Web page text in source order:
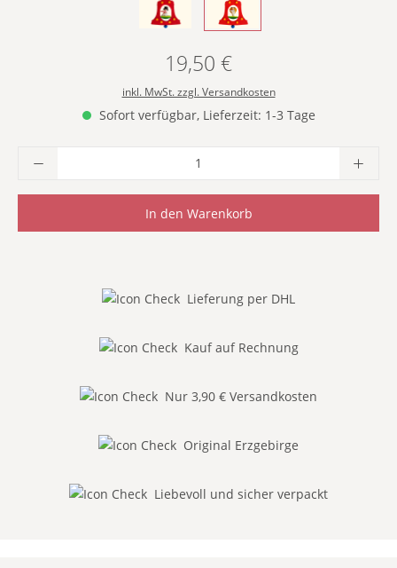
- MIT SCHNEEMANN -
- ROT MIT ENGEL -
Regulärer Preis:
19,50 €
inkl. MwSt. zzgl. Versandkosten
Sofort verfügbar, Lieferzeit: 1-3 Tage
Produkt Anzahl: Gib den gewünschten
In den Warenkorb
Lieferung per DHL
Kauf auf Rechnung
Nur 3,90 € Versandkosten
Original Erzgebirge
Liebevoll und sicher verpackt